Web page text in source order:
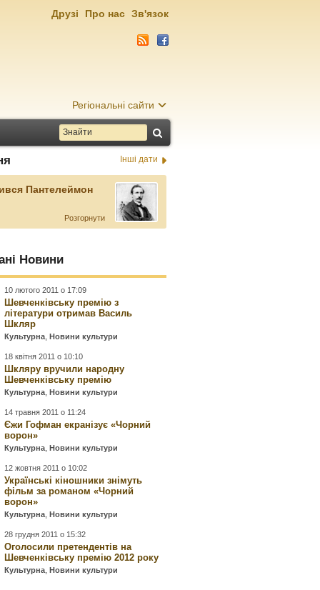
Регіональні сайти
Друзі Про нас Зв'язок
Інші дати
Пантелеймон
Розгорнути
Новини
10 лютого 2011 о 17:09
Шевченківську премію з
літератури отримав Василь
Шкляр
Культурна ,Новини культури
18 квітня 2011 о 10:10
Шкляру вручили народну
Шевченківську премію
Культурна ,Новини культури
14 травня 2011 о 11:24
Єжи Гофман екранізує «Чорний
ворон»
Культурна ,Новини культури
12 жовтня 2011 о 10:02
Українські кіношники знімуть
фільм за романом «Чорний
ворон»
Культурна ,Новини культури
28 грудня 2011 о 15:32
Оголосили претендентів на
Шевченківську премію 2012 року
Культурна ,Новини культури